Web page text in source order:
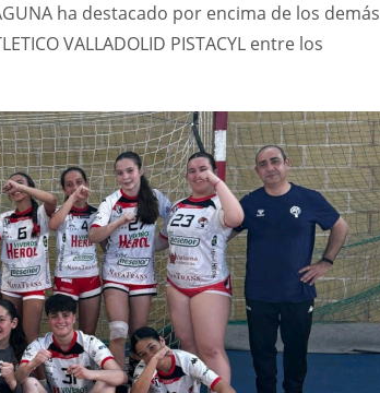
ha destacado por encima de los demás
VALLADOLID PISTACYL entre los